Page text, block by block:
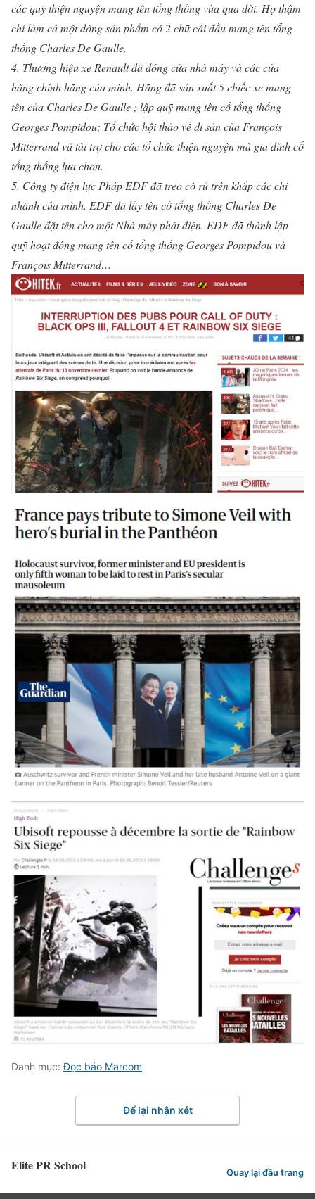
các quỹ thiện nguyện mang tên tổng thống vừa qua đời. Họ thậm
chí làm cả một dòng sản phẩm có 2 chữ cái đầu mang tên tổng
thống Charles De Gaulle.
4. Thương hiệu xe Renault đã đóng cửa nhà máy và các cửa
hàng chính hãng của mình. Hãng đã sản xuất 5 chiếc xe mang
tên của Charles De Gaulle ; lập quỹ mang tên cố tổng thống
Georges Pompidou; Tổ chức hội thảo về di sản của François
Mitterrand và tài trợ cho các tổ chức thiện nguyện mà gia đình cố
tổng thống lựa chọn.
5. Công ty điện lực Pháp EDF đã treo cờ rủ trên khắp các chi
nhánh của mình. EDF đã lấy tên cố tổng thống Charles De
Gaulle đặt tên cho một Nhà máy phát điện. EDF đã thành lập
quỹ hoạt đông mang tên cố tổng thống Georges Pompidou và
François Mitterrand…
Danh mục:Đọc báo Marcom
Để lại nhận xét
Elite PR School Quay lại đầu trang